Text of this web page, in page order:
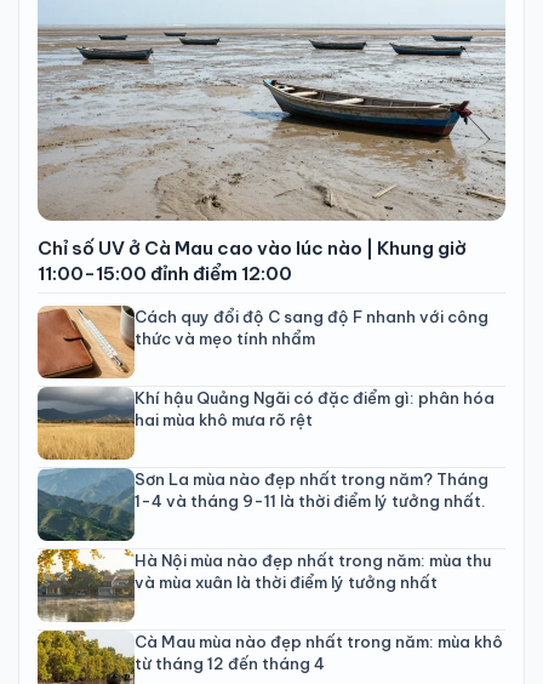
Chỉ số UV ở Cà Mau cao vào lúc nào | Khung giờ
11:00-15:00 đỉnh điểm 12:00
Cách quy đổi độ C sang độ F nhanh với công
thức và mẹo tính nhẩm
Khí hậu Quảng Ngãi có đặc điểm gì: phân hóa
hai mùa khô mưa rõ rệt
Sơn La mùa nào đẹp nhất trong năm? Tháng
1-4 và tháng 9-11 là thời điểm lý tưởng nhất.
Hà Nội mùa nào đẹp nhất trong năm: mùa thu
và mùa xuân là thời điểm lý tưởng nhất
Cà Mau mùa nào đẹp nhất trong năm: mùa khô
từ tháng 12 đến tháng 4